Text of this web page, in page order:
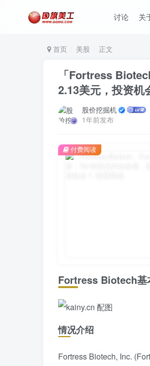
讨论 关
首页 美股 正文
「Fortress
2.13美元，投资机
股价挖掘机
1年前发布
付费阅读
Fortress Biotech基
情况介绍
Fortress Biotech, Inc.